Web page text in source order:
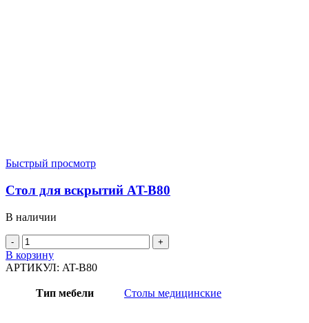
Быстрый просмотр
Стол для вскрытий AT-B80
В наличии
Количество
товара
Стол
вскрытий
В корзину
АРТИКУЛ: AT-B80
Тип мебели Столы медицинские